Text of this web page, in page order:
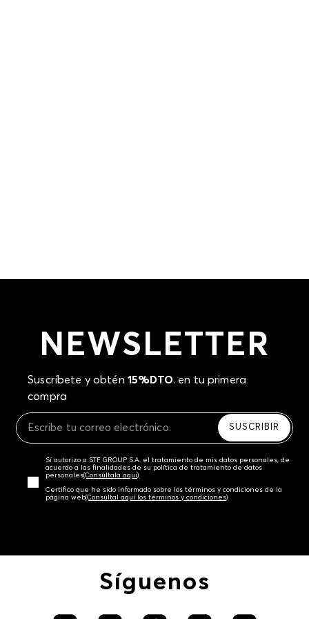
NEWSLETTER
Suscríbete y obtén 15%DTO. en tu primera
compra
SUSCRIBIR
Sí autorizo a STF GROUP S.A. el tratamiento de mis datos personales, de
acuerdo a las finalidades de su política de tratamiento de datos
personales‎(Consúltala aquí)
Certifico que he sido informado sobre los términos y condiciones de la
página web‎(Consúltal aquí los términos y condiciones)
Síguenos